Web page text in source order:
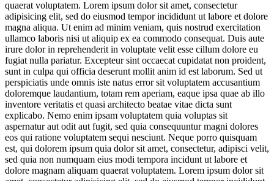
quaerat voluptatem. Lorem ipsum dolor sit amet, consectetur
adipisicing elit, sed do eiusmod tempor incididunt ut labore et dolore
magna aliqua. Ut enim ad minim veniam, quis nostrud exercitation
ullamco laboris nisi ut aliquip ex ea commodo consequat. Duis aute
irure dolor in reprehenderit in voluptate velit esse cillum dolore eu
fugiat nulla pariatur. Excepteur sint occaecat cupidatat non proident,
sunt in culpa qui officia deserunt mollit anim id est laborum. Sed ut
perspiciatis unde omnis iste natus error sit voluptatem accusantium
doloremque laudantium, totam rem aperiam, eaque ipsa quae ab illo
inventore veritatis et quasi architecto beatae vitae dicta sunt
explicabo. Nemo enim ipsam voluptatem quia voluptas sit
aspernatur aut odit aut fugit, sed quia consequuntur magni dolores
eos qui ratione voluptatem sequi nesciunt. Neque porro quisquam
est, qui dolorem ipsum quia dolor sit amet, consectetur, adipisci velit,
sed quia non numquam eius modi tempora incidunt ut labore et
dolore magnam aliquam quaerat voluptatem. Lorem ipsum dolor sit